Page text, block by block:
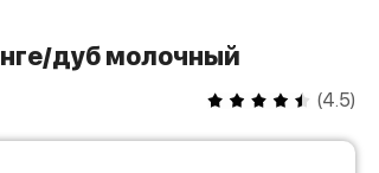
дуб молочный
(4.5)